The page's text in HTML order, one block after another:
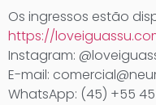
Os ingressos estão
https://
Instagram:
E-mail:
WhatsApp: (45) +55 45